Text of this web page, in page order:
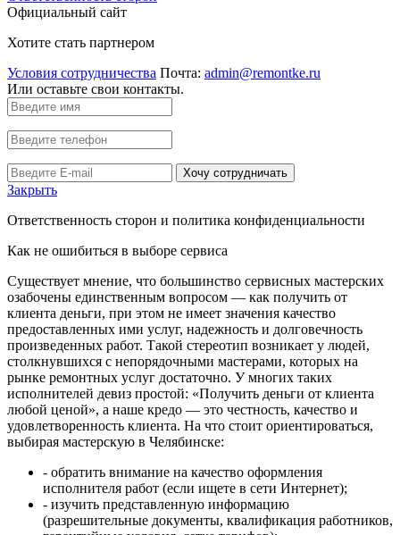
Официальный сайт
Хотите стать партнером
Условия сотрудничества Почта: admin@remontke.ru
Или оставьте свои контакты.
Хочу сотрудничать
Закрыть
Ответственность сторон и политика конфиденциальности
Как не ошибиться в выборе сервиса
Существует мнение, что большинство сервисных мастерских
озабочены единственным вопросом — как получить от
клиента деньги, при этом не имеет значения качество
предоставленных ими услуг, надежность и долговечность
произведенных работ. Такой стереотип возникает у людей,
столкнувшихся с непорядочными мастерами, которых на
рынке ремонтных услуг достаточно. У многих таких
исполнителей девиз простой: «Получить деньги от клиента
любой ценой», а наше кредо — это честность, качество и
удовлетворенность клиента. На что стоит ориентироваться,
выбирая мастерскую в Челябинске:
- обратить внимание на качество оформления
исполнителя работ (если ищете в сети Интернет);
- изучить представленную информацию
(разрешительные документы, квалификация работников,